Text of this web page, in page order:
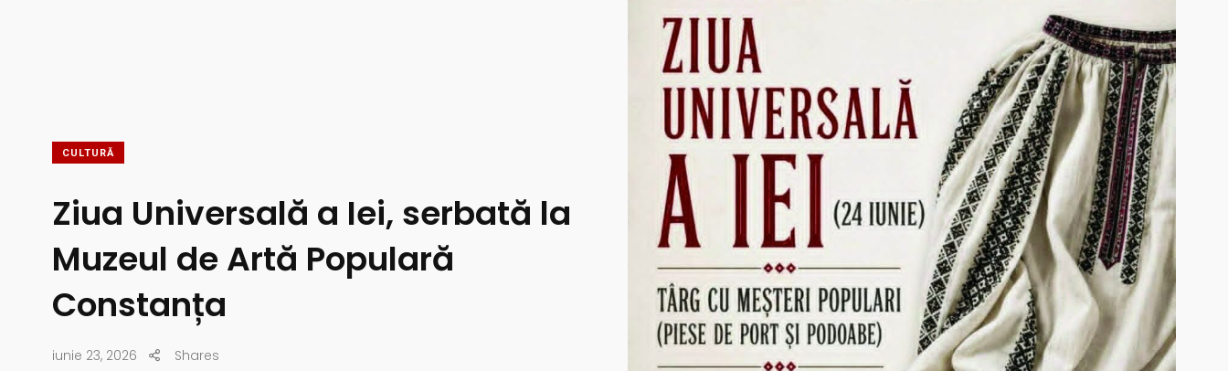
CULTURĂ
Ziua Universală a Iei, serbată la
Muzeul de Artă Populară
Constanța
iunie 23, 2026 Shares